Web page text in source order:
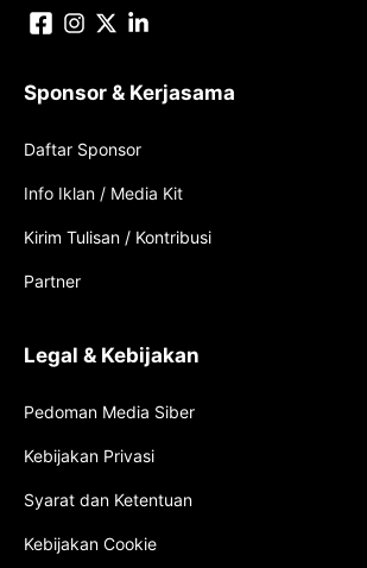
Sponsor & Kerjasama
Daftar Sponsor
Info Iklan / Media Kit
Kirim Tulisan / Kontribusi
Partner
Legal & Kebijakan
Pedoman Media Siber
Kebijakan Privasi
Syarat dan Ketentuan
Kebijakan Cookie